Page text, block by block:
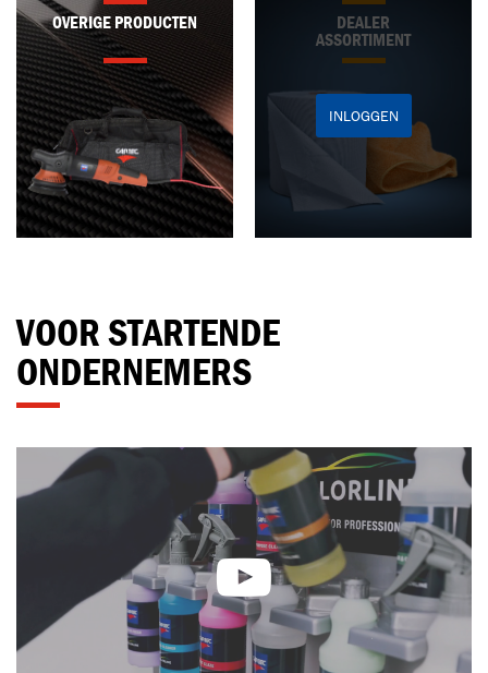
OVERIGE PRODUCTEN
DEALER
ASSORTIMENT
INLOGGEN
VOOR STARTENDE
ONDERNEMERS
Toegevoegd aan winkelwagen